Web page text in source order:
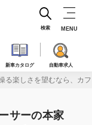
新車カタログ 自動車求人
検索 MENU
る楽しさを望むなら、カ
サーの本家